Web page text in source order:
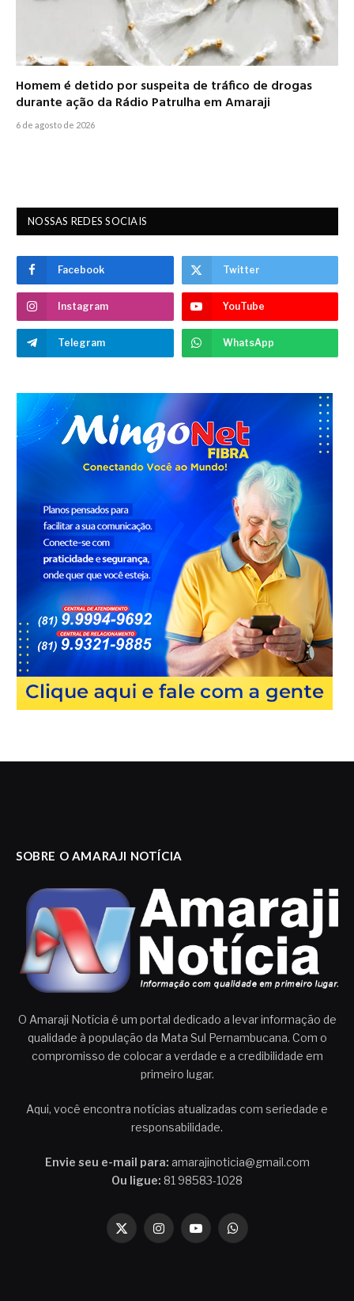
Homem é detido por suspeita de tráfico de drogas
durante ação da Rádio Patrulha em Amaraji
6 de agosto de 2026
NOSSAS REDES SOCIAIS
Facebook Twitter
Instagram YouTube
Telegram WhatsApp
SOBRE O AMARAJI NOTÍCIA
O Amaraji Notícia é um portal dedicado a levar informação de
qualidade à população da Mata Sul Pernambucana. Com o
compromisso de colocar a verdade e a credibilidade em
primeiro lugar.
Aqui, você encontra notícias atualizadas com seriedade e
responsabilidade.
Envie seu e-mail para: amarajinoticia@gmail.com
Ou ligue: 81 98583-1028
X
InstagramYouTubeWhatsApp